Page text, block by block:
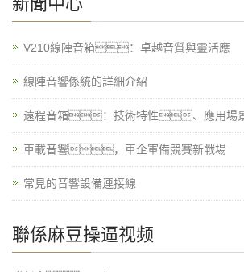
V210線陣音箱：卓越音質與靈活應
線陣音響係統的詳細介紹
遠程音箱：技術特性、應用場
車載音響，車企軍備競賽新戰場
常見的音響設備連接線
聯係麻豆操逼视频